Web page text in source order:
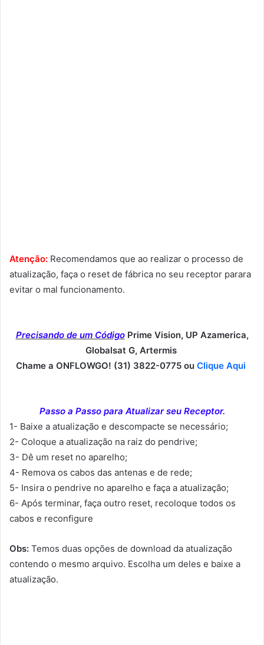
Atenção: Recomendamos que ao realizar o processo de
atualização, faça o reset de fábrica no seu receptor parara
evitar o mal funcionamento.
Precisando de um Código Prime Vision, UP Azamerica,
Globalsat G, Artermis
Chame a ONFLOWGO! (31) 3822-0775 ou Clique Aqui
Passo a Passo para Atualizar seu Receptor.
1- Baixe a atualização e descompacte se necessário;
2- Coloque a atualização na raiz do pendrive;
3- Dê um reset no aparelho;
4- Remova os cabos das antenas e de rede;
5- Insira o pendrive no aparelho e faça a atualização;
6- Após terminar, faça outro reset, recoloque todos os
cabos e reconfigure
Obs: Temos duas opções de download da atualização
contendo o mesmo arquivo. Escolha um deles e baixe a
atualização.